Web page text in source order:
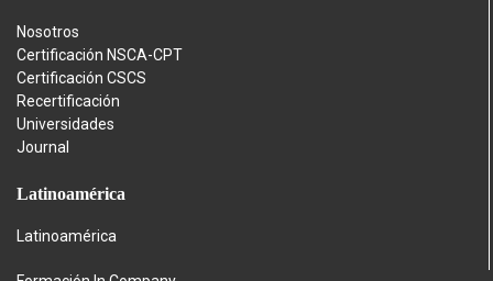
Nosotros
Certificación NSCA-CPT
Certificación CSCS
Recertificación
Universidades
Journal
Latinoamérica
Latinoamérica